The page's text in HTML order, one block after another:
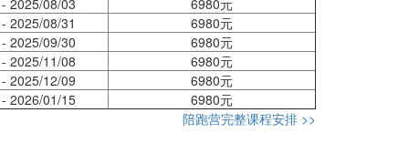
2025/08/03
6980元
2025/08/31
6980元
2025/09/30
6980元
2025/11/08
6980元
2025/12/09
6980元
2026/01/15
6980元
陪跑营完整课程安排 >>